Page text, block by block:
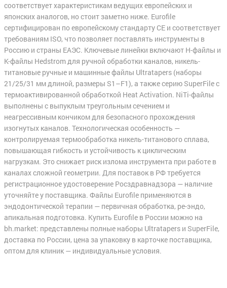
соответствует характеристикам ведущих европейских и
японских аналогов, но стоит заметно ниже. Eurofile
сертифицирован по европейскому стандарту CE и соответствует
требованиям ISO, что позволяет поставлять инструменты в
Россию и страны ЕАЭС. Ключевые линейки включают H-файлы и
K-файлы Hedstrom для ручной обработки каналов, никель-
титановые ручные и машинные файлы Ultratapers (наборы
21/25/31 мм длиной, размеры S1–F1), а также серию SuperFile с
термоактивированной обработкой Heat Activation. NiTi-файлы
выполнены с выпуклым треугольным сечением и
неагрессивным кончиком для безопасного прохождения
изогнутых каналов. Технологическая особенность —
контролируемая термообработка никель-титанового сплава,
повышающая гибкость и устойчивость к циклическим
нагрузкам. Это снижает риск излома инструмента при работе в
каналах сложной геометрии. Для поставок в РФ требуется
регистрационное удостоверение Росздравнадзора — наличие
уточняйте у поставщика. Файлы Eurofile применяются в
эндодонтической терапии — первичная обработка, ре-эндо,
апикальная подготовка. Купить Eurofile в России можно на
bh.market: представлены полные наборы Ultratapers и SuperFile,
доставка по России, цена за упаковку в карточке поставщика,
оптом для клиник — индивидуальные условия.